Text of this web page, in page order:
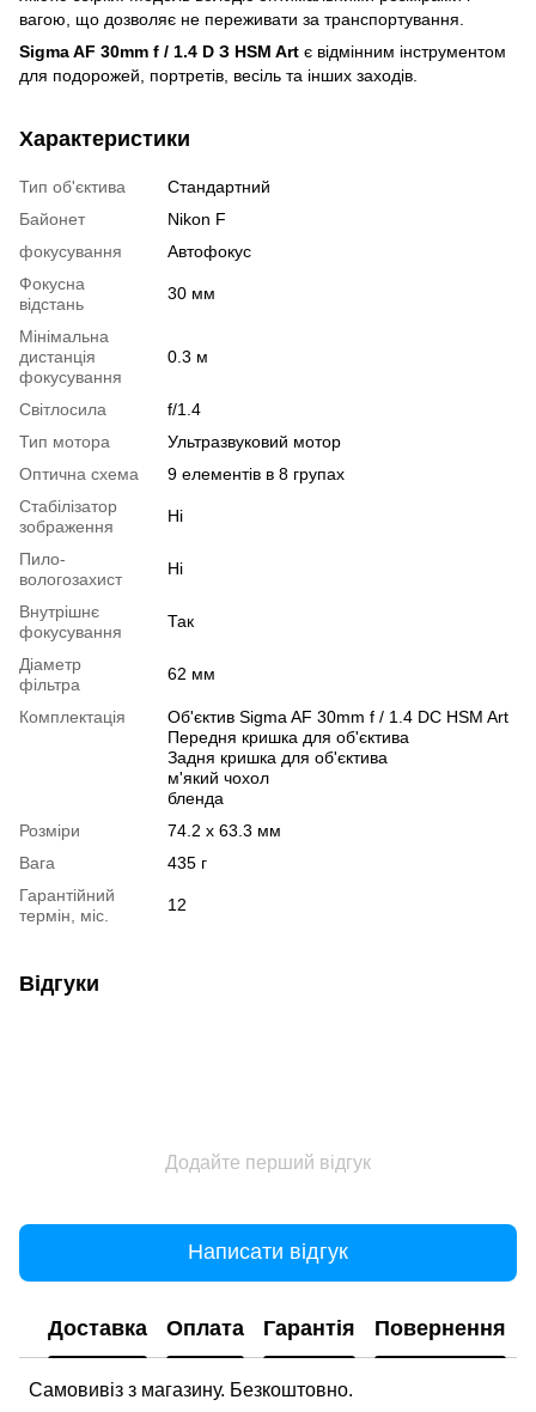
вагою, що дозволяє не переживати за транспортування.
Sigma AF 30mm f / 1.4 D З HSM Art є відмінним інструментом
для подорожей, портретів, весіль та інших заходів.
Характеристики
Тип об'єктива
Стандартний
Байонет
Nikon F
фокусування
Автофокус
Фокусна
відстань
30 мм
Мінімальна
дистанція
фокусування
0.3 м
Світлосила
f/1.4
Тип мотора
Ультразвуковий мотор
Оптична схема
9 елементів в 8 групах
Стабілізатор
зображення
Ні
Пило-
вологозахист
Ні
Внутрішнє
фокусування
Так
Діаметр
фільтра
62 мм
Комплектація
Об'єктив Sigma AF 30mm f / 1.4 DC HSM Art
Передня кришка для об'єктива
Задня кришка для об'єктива
м'який чохол
бленда
Розміри
74.2 x 63.3 мм
Вага
435 г
Гарантійний
термін, міс.
12
Відгуки
Додайте перший відгук
Написати відгук
Доставка Оплата Гарантія Повернення
Самовивіз з магазину. Безкоштовно.